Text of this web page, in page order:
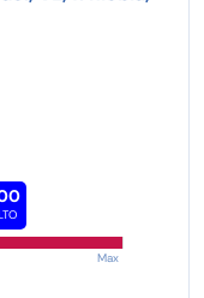
Max